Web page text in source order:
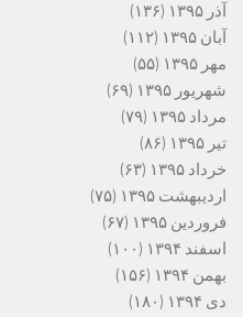
آذر ۱۳۹۵
(۱۳۶)
آبان ۱۳۹۵
(۱۱۲)
مهر ۱۳۹۵
(۵۵)
شهریور ۱۳۹۵
(۶۹)
مرداد ۱۳۹۵
(۷۹)
تیر ۱۳۹۵
(۸۶)
خرداد ۱۳۹۵
(۶۳)
اردیبهشت ۱۳۹۵
(۷۵)
فروردین ۱۳۹۵
(۶۷)
اسفند ۱۳۹۴
(۱۰۰)
بهمن ۱۳۹۴
(۱۵۶)
دی ۱۳۹۴
(۱۸۰)